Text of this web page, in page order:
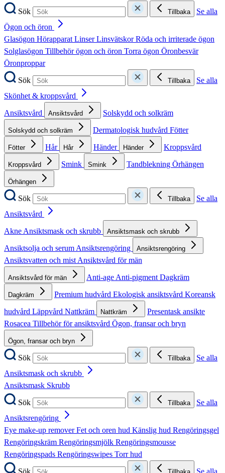
Sök
Tillbaka
Se alla
Ögon och öron
Glasögon HörapparatLinserLinsvätskorRöda och irriterade ögon
Solglasögon Tillbehör ögon och öron Torra ögon Öronbesvär
Öronproppar
Sök
Tillbaka
Se alla
Skönhet & kroppsvård
Ansiktsvård
Ansiktsvård Solskydd och solkräm
Solskydd och solkräm Dermatologisk hudvård Fötter
Fötter Hår Hår Händer Händer Kroppsvård
Kroppsvård Smink Smink Tandblekning Örhängen
Örhängen
Sök Tillbaka
Se alla
Ansiktsvård
AkneAnsiktsmask och skrubb Ansiktsmask och skrubb
Ansiktsolja och serumAnsiktsrengöring Ansiktsrengöring
Ansiktsvatten och mistAnsiktsvård för män
Ansiktsvård för män Anti-ageAnti-pigmentDagkräm
Dagkräm Premium hudvård Ekologisk ansiktsvård Koreansk
hudvård Läppvård Nattkräm Nattkräm
Presentask ansikte
Rosacea Tillbehör för ansiktsvård Ögon, fransar och bryn
Ögon, fransar och bryn
Sök Tillbaka
Se alla
Ansiktsmask och skrubb
Ansiktsmask Skrubb
Sök
Tillbaka
Se alla
Ansiktsrengöring
Eye make-up removerFet och oren hud Känslig hud Rengöringsgel
Rengöringskräm Rengöringsmjölk Rengöringsmousse
Rengöringspads Rengöringswipes Torr hud